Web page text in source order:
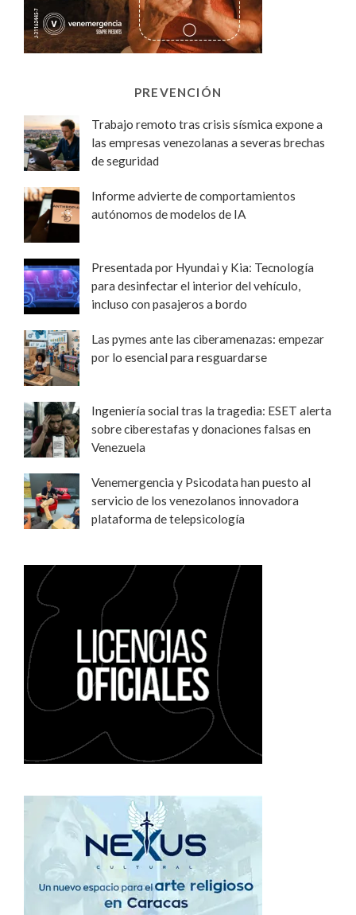
PREVENCIÓN
Trabajo remoto tras crisis sísmica expone a
las empresas venezolanas a severas brechas
de seguridad
Informe advierte de comportamientos
autónomos de modelos de IA
Presentada por Hyundai y Kia: Tecnología
para desinfectar el interior del vehículo,
incluso con pasajeros a bordo
Las pymes ante las ciberamenazas: empezar
por lo esencial para resguardarse
Ingeniería social tras la tragedia: ESET alerta
sobre ciberestafas y donaciones falsas en
Venezuela
Venemergencia y Psicodata han puesto al
servicio de los venezolanos innovadora
plataforma de telepsicología